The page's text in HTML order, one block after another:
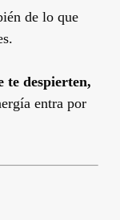
de lo que
te despierten,
entra por